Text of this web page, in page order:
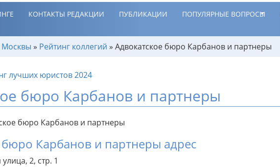
КОНТАКТЫ РЕДАКЦИИ ПУБЛИКАЦИИ ПОПУЛЯРНЫЕ ВОПРОСЫ
Москвы » Рейтинг коллегий » Адвокатское бюро Карбанов и партнеры
бюро Карбанов и партнеры
бюро Карбанов и партнеры адрес
2, стр. 1